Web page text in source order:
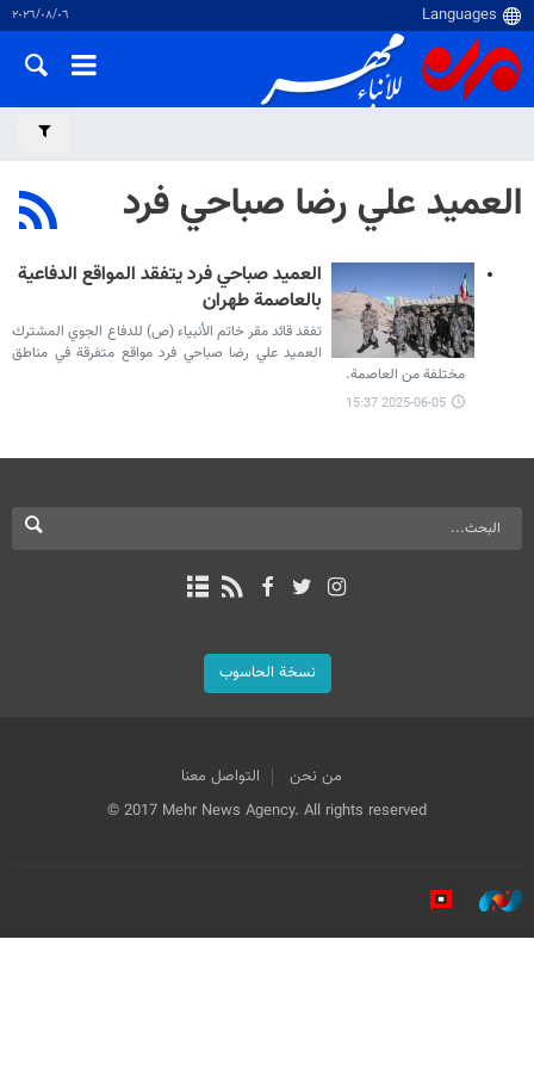
٠٦‏/٠٨‏/٢٠٢٦
العميد علي رضا صباحي فرد
العميد صباحي فرد يتفقد المواقع الدفاعية
بالعاصمة طهران
تفقد قائد مقر خاتم الأنبياء (ص) للدفاع الجوي المشترك
العميد علي رضا صباحي فرد مواقع متفرقة في مناطق
مختلفة من العاصمة.
2025-06-05 15:37
نسخة الحاسوب
من نحن
التواصل معنا
© 2017 Mehr News Agency. All rights reserved